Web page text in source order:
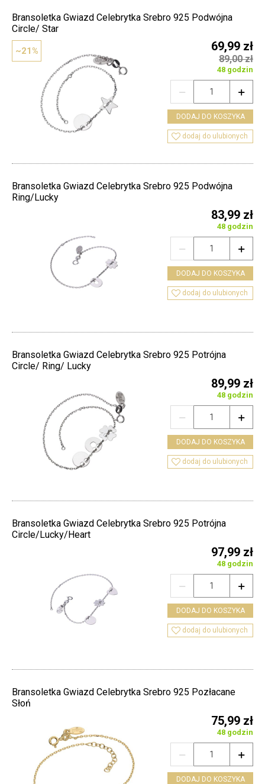
~21%
Bransoletka Gwiazd Celebrytka Srebro 925 Podwójna
Circle/ Star
69,99 zł
89,00 zł
48 godzin


DODAJ DO KOSZYKA
 dodaj do ulubionych
Bransoletka Gwiazd Celebrytka Srebro 925 Podwójna
Ring/Lucky
83,99 zł
48 godzin


DODAJ DO KOSZYKA
 dodaj do ulubionych
Bransoletka Gwiazd Celebrytka Srebro 925 Potrójna
Circle/ Ring/ Lucky
89,99 zł
48 godzin


DODAJ DO KOSZYKA
 dodaj do ulubionych
Bransoletka Gwiazd Celebrytka Srebro 925 Potrójna
Circle/Lucky/Heart
97,99 zł
48 godzin


DODAJ DO KOSZYKA
 dodaj do ulubionych
Bransoletka Gwiazd Celebrytka Srebro 925 Pozłacane
Słoń
75,99 zł
48 godzin


DODAJ DO KOSZYKA